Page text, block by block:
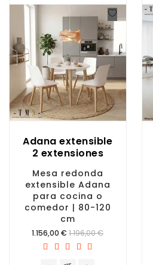
Adana extensible
2 extensiones
Mesa redonda
extensible Adana
para cocina o
comedor | 80-120
cm
Precio
1.156,00 € 1.196,00 €